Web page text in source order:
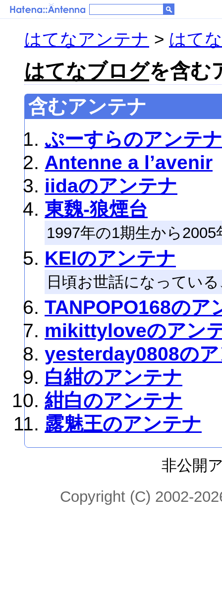
はてなアンテナ > はて
はてなブログを含む
含むアンテナ
ぷーすらのアンテナ
Antenne a l’avenir
iidaのアンテナ
東魏-狼煙台
1997年の1期生から
KEIのアンテナ
日頃お世話になってい
TANPOPO168のア
mikittyloveのアン
yesterday0808の
白紺のアンテナ
紺白のアンテナ
露魅王のアンテナ
非公開
Copyright (C) 2002-